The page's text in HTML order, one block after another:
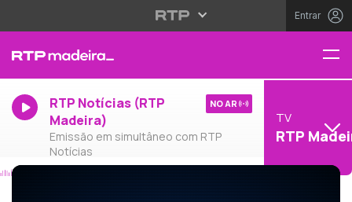
Entrar
RTP Notícias (RTP
Madeira)
Emissão em simultâneo com RTP
Notícias
NO AR
TV
RTP